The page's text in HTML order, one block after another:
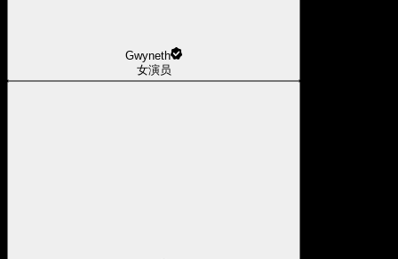
Gwyneth
女演员